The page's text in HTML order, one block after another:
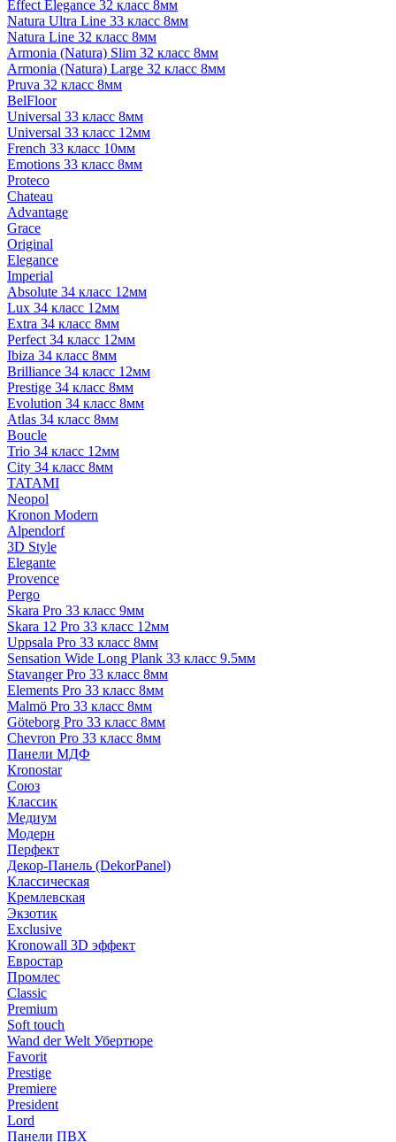
Effect Elegance 32 класс 8мм
Natura Ultra Line 33 класс 8мм
Natura Line 32 класс 8мм
Armonia (Natura) Slim 32 класс 8мм
Armonia (Natura) Large 32 класс 8мм
Pruva 32 класс 8мм
BelFloor
Universal 33 класс 8мм
Universal 33 класс 12мм
French 33 класс 10мм
Emotions 33 класс 8мм
Proteco
Chateau
Advantage
Grace
Original
Elegance
Imperial
Absolute 34 класс 12мм
Lux 34 класс 12мм
Extra 34 класс 8мм
Perfect 34 класс 12мм
Ibiza 34 класс 8мм
Brilliance 34 класс 12мм
Prestige 34 класс 8мм
Evolution 34 класс 8мм
Atlas 34 класс 8мм
Boucle
Trio 34 класс 12мм
City 34 класс 8мм
TATAMI
Neopol
Kronon Modern
Alpendorf
3D Style
Elegante
Provence
Pergo
Skara Pro 33 класс 9мм
Skara 12 Pro 33 класс 12мм
Uppsala Pro 33 класс 8мм
Sensation Wide Long Plank 33 класс 9.5мм
Stavanger Pro 33 класс 8мм
Elements Pro 33 класс 8мм
Malmö Pro 33 класс 8мм
Göteborg Pro 33 класс 8мм
Chevron Pro 33 класс 8мм
Панели МДФ
Кronostar
Союз
Классик
Медиум
Модерн
Перфект
Декор-Панель (DekorPanel)
Классическая
Кремлевская
Экзотик
Exclusive
Kronowall 3D эффект
Евростар
Промлес
Classic
Premium
Soft touch
Wand der Welt Убертюре
Favorit
Prestige
Premiere
President
Lord
Панели ПВХ